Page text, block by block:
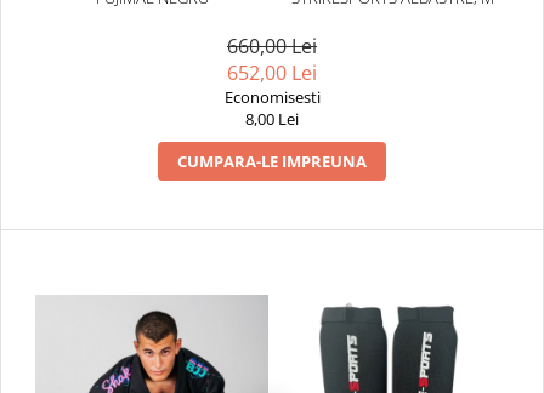
660,00 Lei
652,00 Lei
Economisesti
8,00 Lei
CUMPARA-LE IMPREUNA